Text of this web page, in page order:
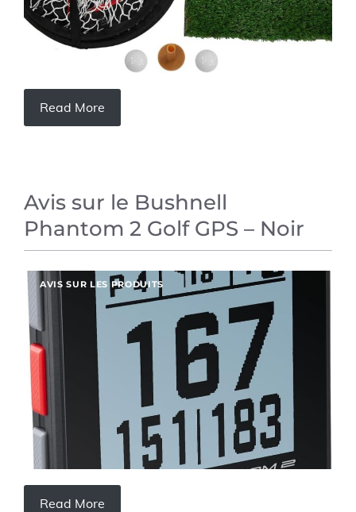
Read More
Avis sur le Bushnell
Phantom 2 Golf GPS – Noir
AVIS SUR LES PRODUITS
Read More